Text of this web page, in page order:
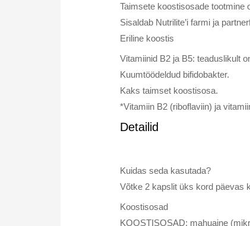
Taimsete koostisosade tootmine
Sisaldab Nutrilite’i farmi ja
Eriline koostis
Vitamiinid B2 ja B5: teaduslikult
Kuumtöödeldud bifidobakter.
Kaks taimset koostisosa.
*Vitamiin B2 (riboflaviin) ja
Detailid
Kuidas seda kasutada?
Võtke 2 kapslit üks kord päevas
Koostisosad
KOOSTISOSAD: mahuaine